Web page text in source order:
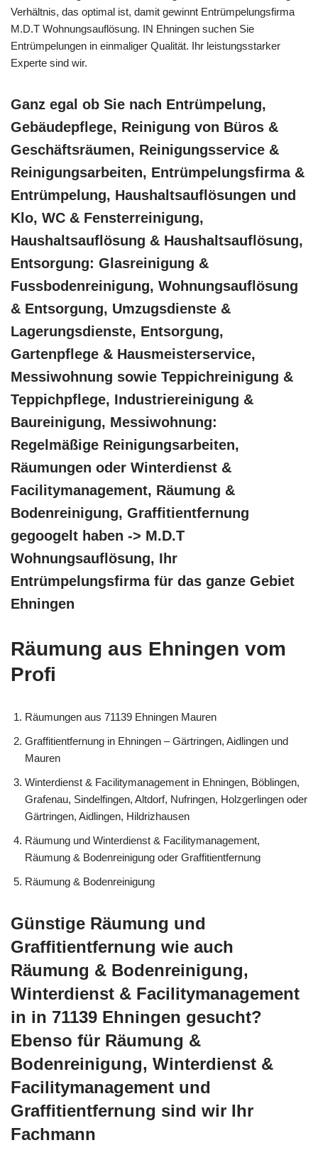
Verhältnis, das optimal ist, damit gewinnt Entrümpelungsfirma
M.D.T Wohnungsauflösung. IN Ehningen suchen Sie
Entrümpelungen in einmaliger Qualität. Ihr leistungsstarker
Experte sind wir.
Ganz egal ob Sie nach Entrümpelung,
Gebäudepflege, Reinigung von Büros &
Geschäftsräumen, Reinigungsservice &
Reinigungsarbeiten, Entrümpelungsfirma &
Entrümpelung, Haushaltsauflösungen und
Klo, WC & Fensterreinigung,
Haushaltsauflösung & Haushaltsauflösung,
Entsorgung: Glasreinigung &
Fussbodenreinigung, Wohnungsauflösung
& Entsorgung, Umzugsdienste &
Lagerungsdienste, Entsorgung,
Gartenpflege & Hausmeisterservice,
Messiwohnung sowie Teppichreinigung &
Teppichpflege, Industriereinigung &
Baureinigung, Messiwohnung:
Regelmäßige Reinigungsarbeiten,
Räumungen oder Winterdienst &
Facilitymanagement, Räumung &
Bodenreinigung, Graffitientfernung
gegoogelt haben -> M.D.T
Wohnungsauflösung, Ihr
Entrümpelungsfirma für das ganze Gebiet
Ehningen
Räumung aus Ehningen vom
Profi
Räumungen aus 71139 Ehningen Mauren
Graffitientfernung in Ehningen – Gärtringen, Aidlingen und
Mauren
Winterdienst & Facilitymanagement in Ehningen, Böblingen,
Grafenau, Sindelfingen, Altdorf, Nufringen, Holzgerlingen oder
Gärtringen, Aidlingen, Hildrizhausen
Räumung und Winterdienst & Facilitymanagement,
Räumung & Bodenreinigung oder Graffitientfernung
Räumung & Bodenreinigung
Günstige Räumung und
Graffitientfernung wie auch
Räumung & Bodenreinigung,
Winterdienst & Facilitymanagement
in in 71139 Ehningen gesucht?
Ebenso für Räumung &
Bodenreinigung, Winterdienst &
Facilitymanagement und
Graffitientfernung sind wir Ihr
Fachmann